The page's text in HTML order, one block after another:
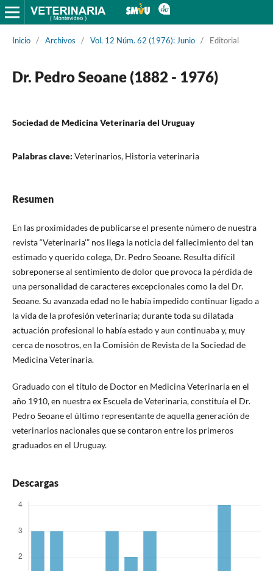
Inicio / Archivos / Vol. 12 Núm. 62 (1976): Junio / Editorial
Dr. Pedro Seoane (1882 - 1976)
Sociedad de Medicina Veterinaria del Uruguay
Palabras clave: Veterinarios, Historia veterinaria
Resumen
En las proximidades de publicarse el presente número de nuestra
revista “Veterinaria'” nos llega la noticia del fallecimiento del tan
estimado y querido colega, Dr. Pedro Seoane. Resulta difícil
sobreponerse al sentimiento de dolor que provoca la pérdida de
una personalidad de caracteres excepcionales como la del Dr.
Seoane. Su avanzada edad no le había impedido continuar ligado a
la vida de la profesión veterinaria; durante toda su dilatada
actuación profesional lo había estado y aun continuaba y, muy
cerca de nosotros, en la Comisión de Revista de la Sociedad de
Medicina Veterinaria.
Graduado con el título de Doctor en Medicina Veterinaria en el
año 1910, en nuestra ex Escuela de Veterinaria, constituía el Dr.
Pedro Seoane el último representante de aquella generación de
veterinarios nacionales que se contaron entre los primeros
graduados en el Uruguay.
Descargas